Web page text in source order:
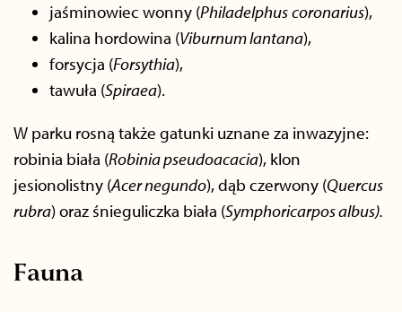
jaśminowiec wonny (Philadelphuscoronarius),
kalina hordowina (Viburnum lantana),
forsycja (Forsythia),
tawuła (Spiraea).
W parku rosną także gatunki uznane za inwazyjne:
robinia biała (Robinia pseudoacacia), klon
jesionolistny (Acer negundo), dąb czerwony (Quercus
rubra) oraz śnieguliczka biała (Symphoricarpos albus).
Fauna